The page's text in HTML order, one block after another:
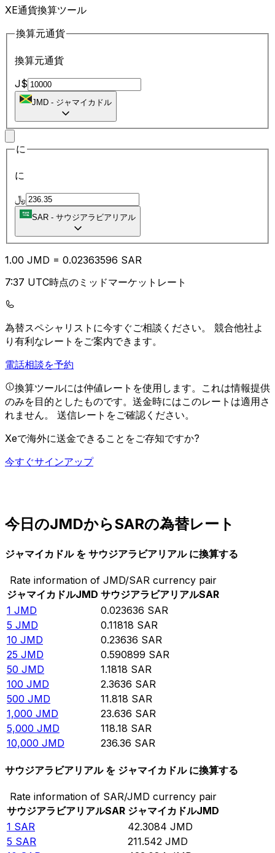
XE通貨換算ツール
換算元通貨
換算元通貨
J$
JMD - ジャマイカドル
に
に
﷼
SAR - サウジアラビアリアル
1.00 JMD = 0.02363596 SAR
7:37 UTC時点のミッドマーケットレート
為替スペシャリストに今すぐご相談ください。 競合他社よ
り有利なレートをご案内できます。
電話相談を予約
換算ツールには仲値レートを使用します。これは情報提供
のみを目的としたものです。送金時にはこのレートは適用さ
れません。 送信レートをご確認ください。
Xeで海外に送金できることをご存知ですか?
今すぐサインアップ
今日のJMDからSARの為替レート
ジャマイカドル を サウジアラビアリアル に換算する
Rate information of JMD/SAR currency pair
ジャマイカドルJMD サウジアラビアリアルSAR
1 JMD 0.023636 SAR
5 JMD 0.11818 SAR
10 JMD 0.23636 SAR
25 JMD 0.590899 SAR
50 JMD 1.1818 SAR
100 JMD 2.3636 SAR
500 JMD 11.818 SAR
1,000 JMD 23.636 SAR
5,000 JMD 118.18 SAR
10,000 JMD 236.36 SAR
サウジアラビアリアル を ジャマイカドル に換算する
Rate information of SAR/JMD currency pair
サウジアラビアリアルSAR ジャマイカドルJMD
1 SAR 42.3084 JMD
5 SAR 211.542 JMD